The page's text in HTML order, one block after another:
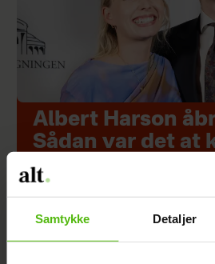
Samtykke Detaljer
Albert Harson
Sådan var det at
mand